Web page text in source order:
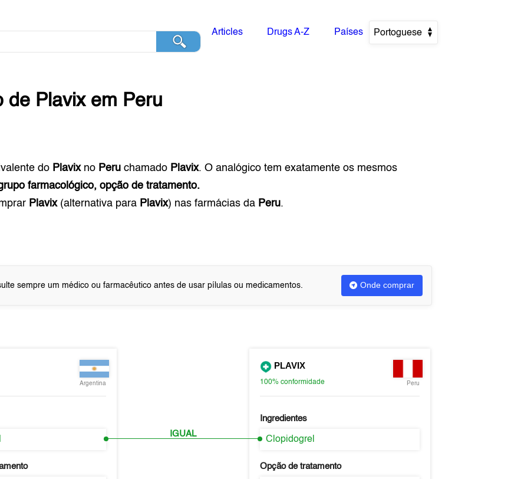
Articles Drugs A-Z Países Portoguese
de Plavixem Peru
do Plavixno Peru chamado Plavix. O analógico tem exatamente os mesmos
farmacológico, opção de tratamento.
Plavix(alternativa para Plavix) nas farmácias da Peru.
sempre um médico ou farmacêutico antes de usar pílulas ou medicamentos. Onde comprar
Argentina
IGUAL
PLAVIX
100% conformidade Peru
Ingredientes
Clopidogrel
Opção de tratamento